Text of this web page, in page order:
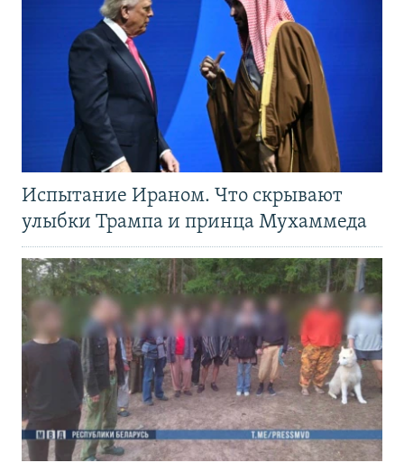
Испытание Ираном. Что скрывают
улыбки Трампа и принца Мухаммеда